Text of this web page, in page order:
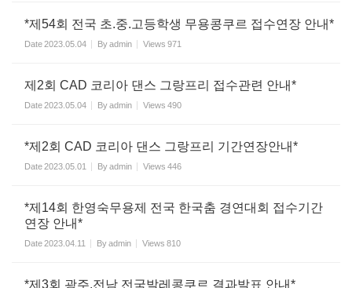
*제54회 전국 초.중.고등학생 무용콩쿠르 접수연장 안내*
Date2023.05.04 Byadmin Views 971
제2회 CAD 코리아 댄스 그랑프리 접수관련 안내*
Date2023.05.04 Byadmin Views 490
*제2회 CAD 코리아 댄스 그랑프리 기간연장안내*
Date2023.05.01 Byadmin Views 446
*제14회 한영숙무용제 전국 한국춤 경연대회 접수기간
연장 안내*
Date2023.04.11 Byadmin Views 810
*제3회 광주.전남 전국발레콩쿠르 결과발표 안내*